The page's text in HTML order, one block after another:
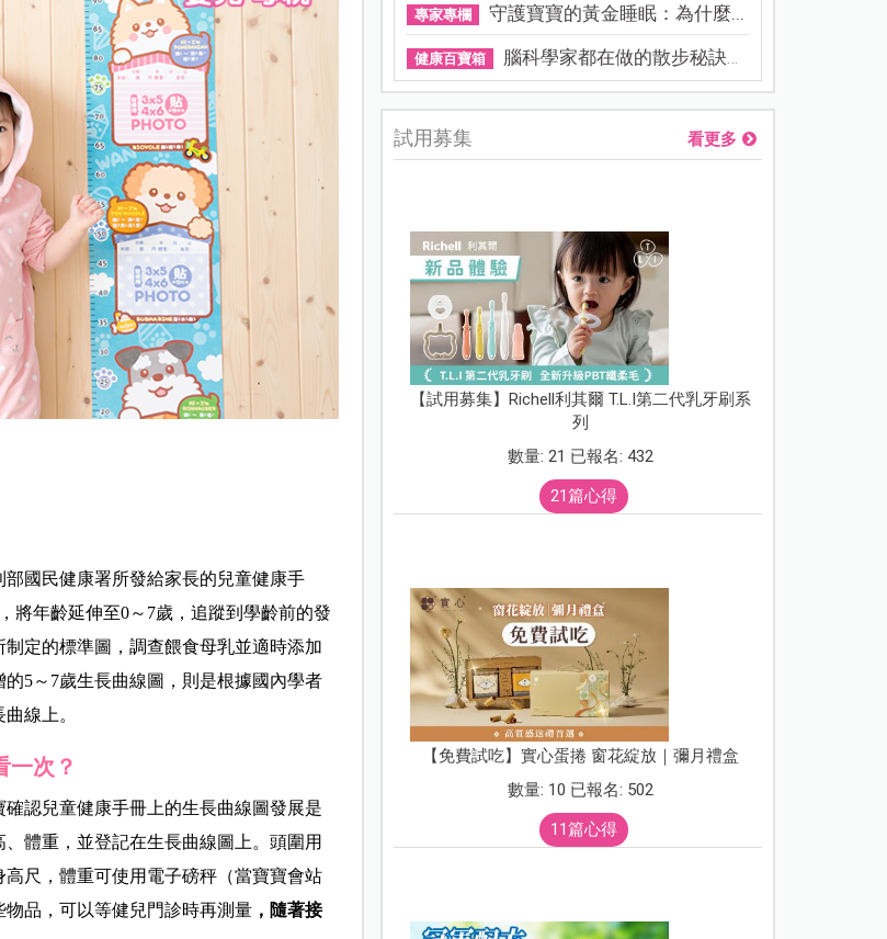
國民健康署所發給家長的兒童健康手
將年齡延伸至0～7歲，追蹤到學齡前的發
定的標準圖，調查餵食母乳並適時添加
5～7歲生長曲線圖，則是根據國內學者
線上。
一次？
認兒童健康手冊上的生長曲線圖發展是
體重，並登記在生長曲線圖上。頭圍用
尺，體重可使用電子磅秤（當寶寶會站
品，可以等健兒門診時再測量，隨著接
專家專欄 守護寶寶的黃金睡眠：為什麼...
健康百寶箱 腦科學家都在做的散步秘訣！...
試用募集 看更多
【試用募集】Richell利其爾 T.L.I第二代乳牙刷系
列
數量: 21 已報名: 432
21篇心得
【免費試吃】實心蛋捲 窗花綻放｜彌月禮盒
數量: 10 已報名: 502
11篇心得